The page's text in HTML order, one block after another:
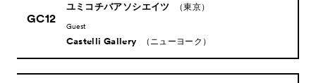
GC12
ユミコチバアソシエイツ （東京）
Guest
Castelli Gallery （ニューヨーク）